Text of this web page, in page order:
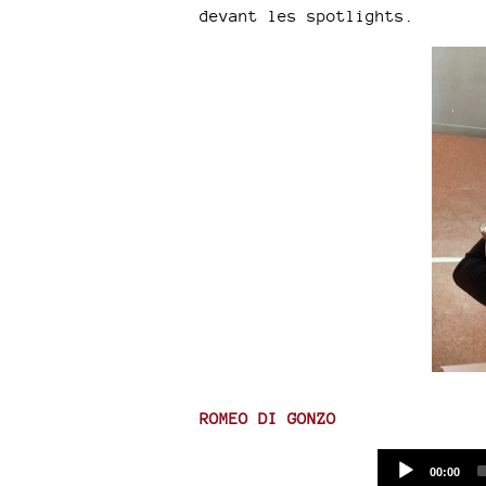
devant les spotlights.
ROMEO DI GONZO
Current
00:00